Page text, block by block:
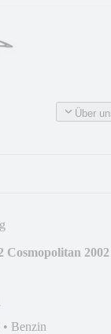
Über
Cosmopolitan 2002
• Benzin